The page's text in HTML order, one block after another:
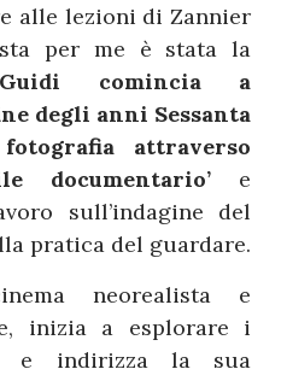
alle lezioni di Zannier
per me è stata la
comincia a
degli anni Sessanta
attraverso
documentario’e
sull’indagine del
pratica del guardare.
neorealista e
inizia a esplorare i
e indirizza la sua